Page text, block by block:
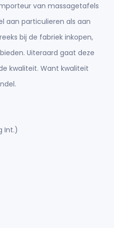
van massagetafels
aan particulieren als aan
bij de fabriek inkopen,
Uiteraard gaat deze
kwaliteit. Want kwaliteit
Int.)